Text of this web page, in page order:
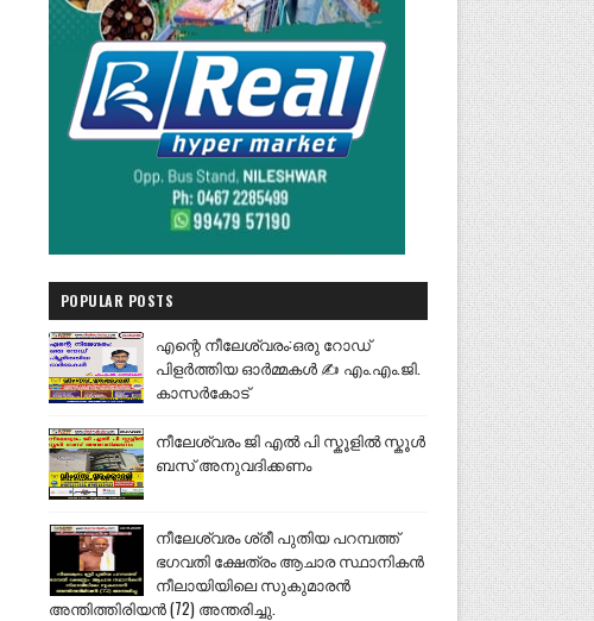
POPULAR POSTS
എന്റെ നീലേശ്വരം:ഒരു റോഡ്
പിളർത്തിയ ഓർമ്മകൾ ✍️ എം.എം.ജി.
കാസർകോട്
നീലേശ്വരം ജി എൽ പി സ്കൂളിൽ സ്കൂൾ
ബസ് അനുവദിക്കണം
നീലേശ്വരം ശ്രീ പുതിയ പറമ്പത്ത്
ഭഗവതി ക്ഷേത്രം ആചാര സ്ഥാനികൻ
നീലായിയിലെ സുകുമാരൻ
അന്തിത്തിരിയൻ (72) അന്തരിച്ചു.